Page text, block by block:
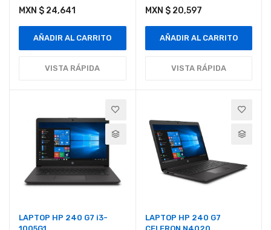
MXN $ 24,641
AÑADIR AL CARRITO
VISTA RÁPIDA
MXN $ 20,597
AÑADIR AL CARRITO
VISTA RÁPIDA
LAPTOP HP 240 G7 i3-
LAPTOP HP 240 G7